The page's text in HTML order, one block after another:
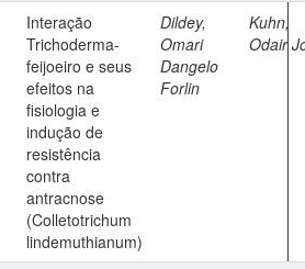
Interação
Trichoderma-
feijoeiro e seus
efeitos na
fisiologia e
indução de
resistência
contra
antracnose
(Colletotrichum
lindemuthianum)
Dildey,
Omari
Dangelo
Forlin
Kuhn,
Odair